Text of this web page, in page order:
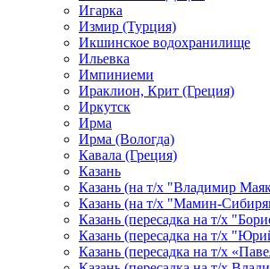
Игарка
Измир (Турция)
Икшинское водохранилище
Ильевка
Импиниеми
Ираклион, Крит (Греция)
Иркутск
Ирма
Ирма (Вологда)
Кавала (Греция)
Казань
Казань (на т/х "Владимир
Казань (на т/х "Мамин-
Казань (пересадка на т/х
Казань (пересадка на т/х
Казань (пересадка на т/х